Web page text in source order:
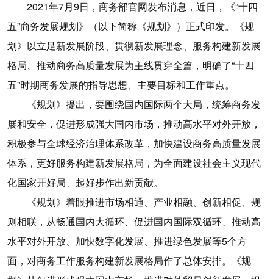
2021年7月9日，商务部官网发布消息，近日，《“十四
五”商务发展规划》（以下简称《规划》）正式印发。《规
划》以立足新发展阶段、贯彻新发展理念、服务构建新发展
格局、推动商务高质量发展为主线贯穿全篇，明确了“十四
五”时期商务发展的指导思想、主要目标和工作重点。
《规划》提出，要围绕国内国际两个大局，统筹商务发
展和安全，促进形成强大国内市场，推动高水平对外开放，
积极参与全球经济治理体系改革，加快建设商务高质量发展
体系，更好服务构建新发展格局，为全面建设社会主义现代
化国家开好局、起好步作出新贡献。
《规划》着眼推进市场相通、产业相融、创新相促、规
则相联，从畅通国内大循环、促进国内国际双循环、推动高
水平对外开放、加快数字化发展、推进绿色发展等5个方
面，对商务工作服务构建新发展格局作了总体安排。《规